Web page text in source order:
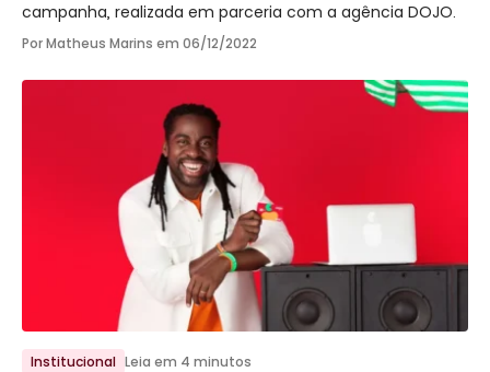
campanha, realizada em parceria com a agência DOJO.
Por Matheus Marins em 06/12/2022
Institucional Leia em 4 minutos